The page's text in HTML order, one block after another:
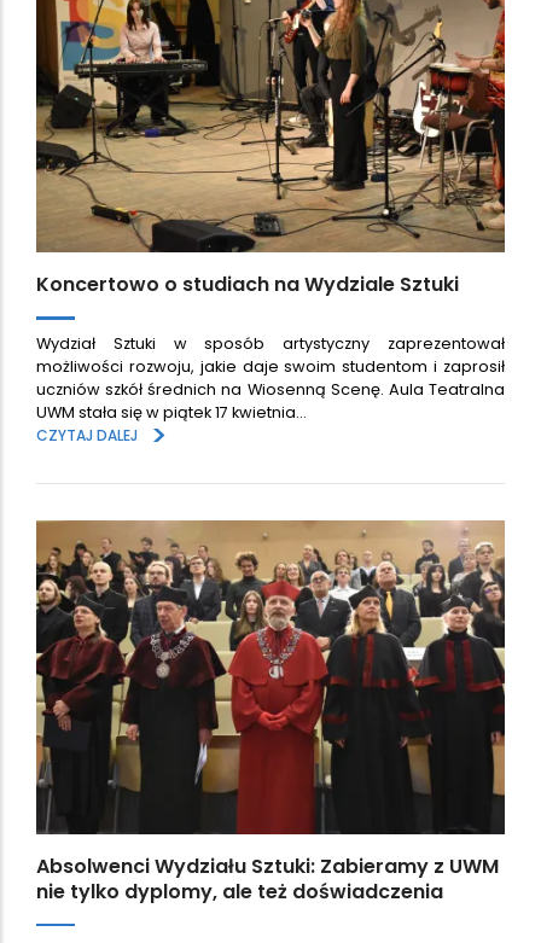
Koncertowo o studiach na Wydziale Sztuki
Wydział Sztuki w sposób artystyczny zaprezentował
możliwości rozwoju, jakie daje swoim studentom i zaprosił
uczniów szkół średnich na Wiosenną Scenę. Aula Teatralna
UWM stała się w piątek 17 kwietnia…
CZYTAJ DALEJ
>
Absolwenci Wydziału Sztuki: Zabieramy z UWM
nie tylko dyplomy, ale też doświadczenia